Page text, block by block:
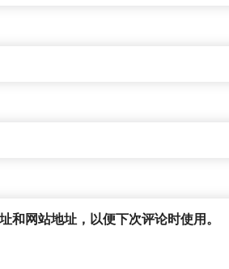
和网站地址，以便下次评论时使用。